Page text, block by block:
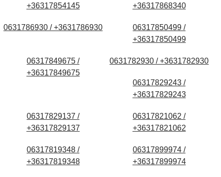
+36317854145
+36317868340
0631786930 / +3631786930
06317850499 /
+36317850499
06317849675 /
+36317849675
0631782930 / +3631782930
06317829243 /
+36317829243
06317829137 /
+36317829137
06317821062 /
+36317821062
06317819348 /
+36317819348
06317899974 /
+36317899974